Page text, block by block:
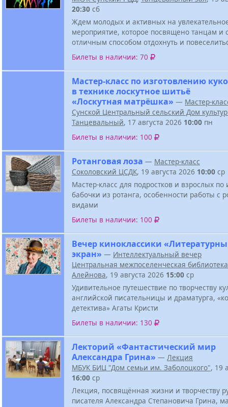
20:30 сб
Ждем молодых и активных на
мероприятие, которое посвящено танцам и
отличным способом отдохнуть и
Билеты в наличии: 70
Мастер-класс по изготовлению
в технике лоскутное шитьё
«Лоскутная матрёшка» — Мастер-
Сунской Центральный сельский Дом
Танцевальный, 17 августа 2026 10:00 пн
Билеты в наличии: 100
Ротанговая лоза — Мастер-класс
Соколовский ЦСДК, 19 августа 2026 10:00 ср
Мастер-класс для подростков и взрослых по
бабочки из ротанга, особенности работы с
видами
Билеты в наличии: 100
Вечер киноклассики
экран» — Интеллектуальный вечер
Центральная межпоселенческая
Алейнова, 19 августа 2026 15:00 ср
Удивительное путешествие по творчеству
английской писательницы и драматурга,
детектива» Агаты Кристи
Билеты в наличии: 130
Лекторий «Фантастический мир
Александра Грина» — Лекция
МБУК БИЦ "Дом семьи им. Заболоцкого", 19
16:00 ср
Лекция, посвящённая жизни и творчеству
писателя Александра Степановича Грина,